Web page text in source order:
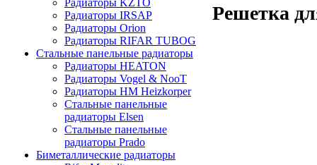
Радиаторы KZTO
Радиаторы IRSAP
Радиаторы Orion
Радиаторы RIFAR TUBOG
Стальные панельные радиаторы
Радиаторы HEATON
Радиаторы Vogel & NooT
Радиаторы HM Heizkorper
Стальные панельные
радиаторы Elsen
Стальные панельные
радиаторы Prado
Биметаллические радиаторы
Решетка